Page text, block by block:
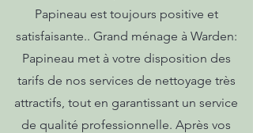
Papineau est toujours positive et
satisfaisante.. Grand ménage à Warden:
Papineau met à votre disposition des
tarifs de nos services de nettoyage très
attractifs, tout en garantissant un service
de qualité professionnelle. Après vos